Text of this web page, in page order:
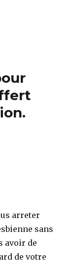
arreter
sans
avoir de
de votre